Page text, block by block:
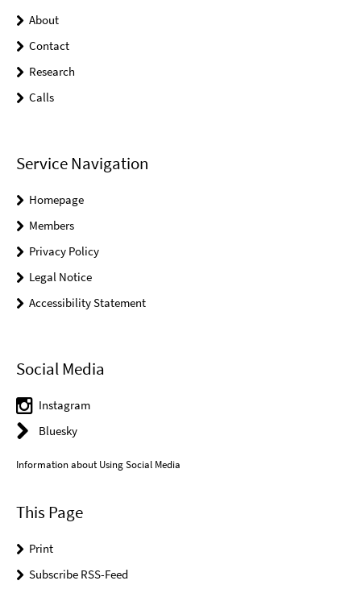
About
Contact
Research
Calls
Service Navigation
Homepage
Members
Privacy Policy
Legal Notice
Accessibility Statement
Social Media
Instagram
Bluesky
Information about Using Social Media
This Page
Print
Subscribe RSS-Feed